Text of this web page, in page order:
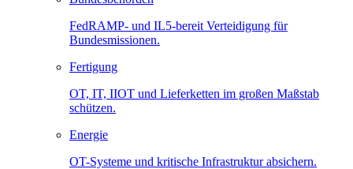
FedRAMP- und IL5-bereit Verteidigung für
Bundesmissionen.
Fertigung
OT, IT, IIOT und Lieferketten im großen Maßstab
schützen.
Energie
OT-Systeme und kritische Infrastruktur absichern.